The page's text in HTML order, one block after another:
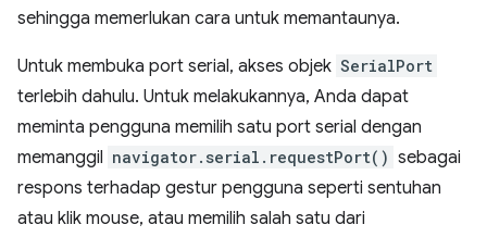
sehingga memerlukan cara untuk memantaunya.
Untuk membuka port serial, akses objek SerialPort
terlebih dahulu. Untuk melakukannya, Anda dapat
meminta pengguna memilih satu port serial dengan
memanggil navigator.serial.requestPort() sebagai
respons terhadap gestur pengguna seperti sentuhan
atau klik mouse, atau memilih salah satu dari